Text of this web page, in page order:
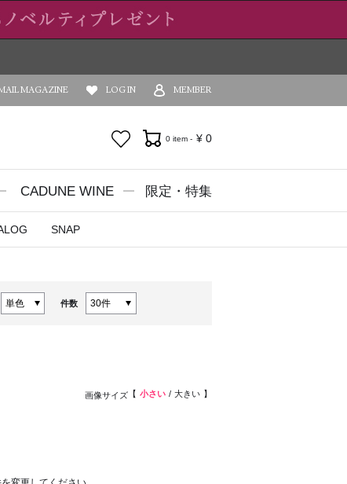
MAGAZINE LOG IN MEMBER
お気に入り0 item - ¥ 0
CADUNE WINE 限定・特集
SNAP
件数
画像サイズ 小さい 大きい